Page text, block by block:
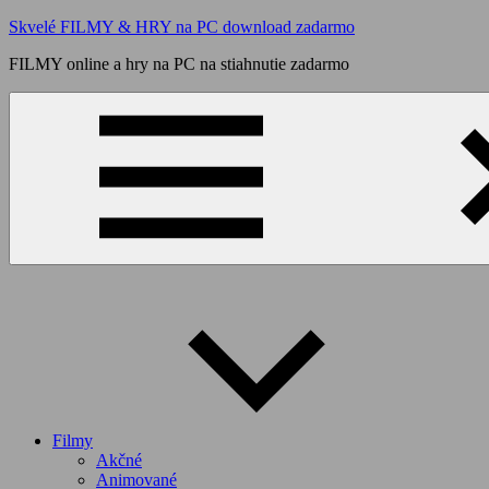
Skip
content
Skvelé FILMY & HRY na PC download zadarmo
FILMY online a hry na PC na stiahnutie zadarmo
Filmy
Akčné
Animované